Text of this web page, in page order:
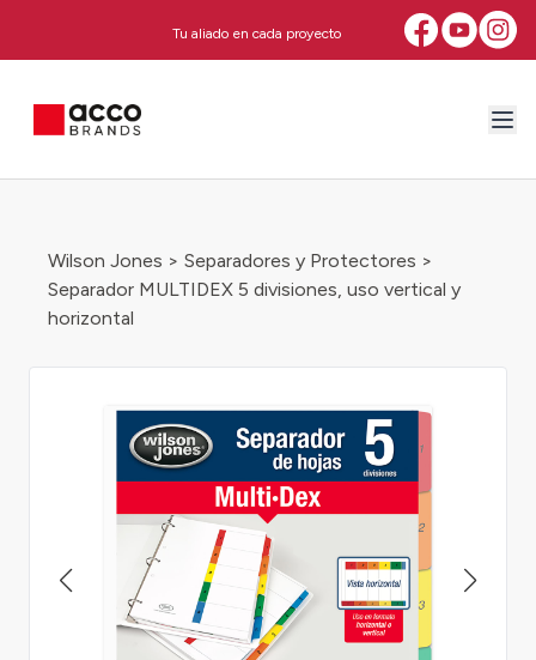
Tu aliado en cada proyecto
Wilson Jones > Separadores y Protectores >
Separador MULTIDEX 5 divisiones, uso vertical y
horizontal